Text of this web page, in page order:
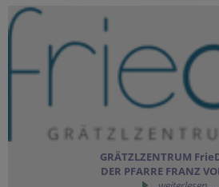
GRÄTZLZENTRUM
DER PFARRE FRANZ